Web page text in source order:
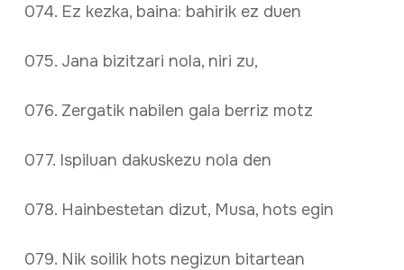
074. Ez kezka, baina: bahirik ez duen
075. Jana bizitzari nola, niri zu,
076. Zergatik nabilen gala berriz motz
077. Ispiluan dakuskezu nola den
078. Hainbestetan dizut, Musa, hots egin
079. Nik soilik hots negizun bitartean